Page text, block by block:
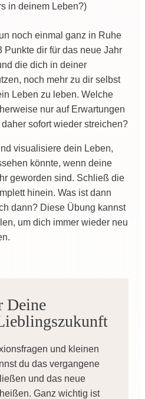
in deinem Leben?)
noch einmal ganz in Ruhe
Punkte dir für das neue Jahr
die dich in deiner
noch mehr zu dir selbst
Leben zu leben. Welche
nur auf Erwartungen
sofort wieder streichen?
visualisiere dein Leben,
könnte, wenn deine
geworden sind. Schließ die
hinein. Was ist dann
dann? Diese Übung kannst
um dich immer wieder neu
Deine
und kleinen
du das vergangene
und das neue
Ganz wichtig ist